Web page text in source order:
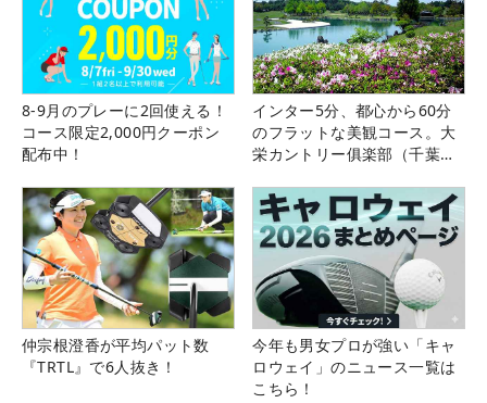
8-9月のプレーに2回使える！
コース限定2,000円クーポン
配布中！
インター5分、都心から60分
のフラットな美観コース。大
栄カントリー俱楽部（千葉
仲宗根澄香が平均パット数
『TRTL』で6人抜き！
今年も男女プロが強い「キャ
ロウェイ」のニュース一覧は
こちら！